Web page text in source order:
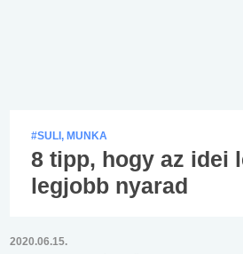
#SULI, MUNKA
8 tipp, hogy az idei
legjobb nyarad
2020.06.15.